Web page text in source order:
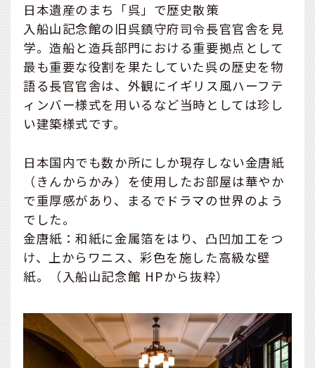
日本遺産のまち「呉」で歴史散策
入船山記念館の旧呉鎮守府司令長官官舎を見
学。造船と造兵部門における重要拠点として
最も重要な役割を果たしていた呉の歴史を物
語る長官官舎は、外観にイギリス風ハーフテ
ィンバー様式を用いるなど当時としては珍し
い建築様式です。
日本国内でも数か所にしか現存しない金唐紙
（きんからかみ）を使用したお部屋は華やか
で重厚感があり、まるでドラマの世界のよう
でした。
金唐紙：和紙に金属箔をはり、凸凹加工をつ
け、上からワニス、彩色を施した高級な壁
紙。（入船山記念館 HPから抜粋）